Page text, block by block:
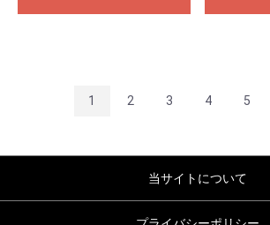
1 2 3 4 5
当サイトについて